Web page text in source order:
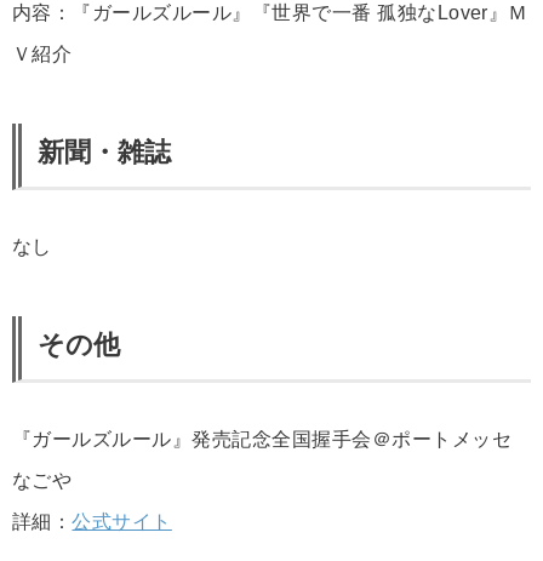
内容：『ガールズルール』『世界で一番 孤独なLover』Ｍ
Ｖ紹介
新聞・雑誌
なし
その他
『ガールズルール』発売記念全国握手会＠ポートメッセ
なごや
詳細：公式サイト